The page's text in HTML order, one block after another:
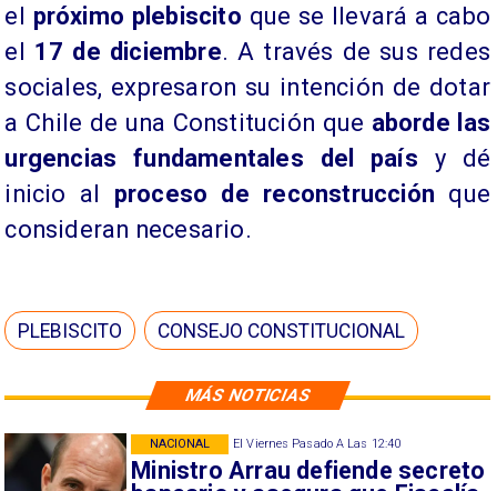
MÁS NOTICIAS
El Viernes Pasado A Las 12:40
Ministro Arrau defiende secreto
NACIONAL
el próximo plebiscito que se llevará a cabo
el 17 de diciembre. A través de sus redes
sociales, expresaron su intención de dotar
a Chile de una Constitución que aborde las
urgencias fundamentales del país y dé
inicio al proceso de reconstrucción que
consideran necesario.
PLEBISCITO CONSEJO CONSTITUCIONAL